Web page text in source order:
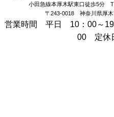
小田急線本厚木駅東口徒歩5分
〒243-0018 神奈川県厚
営業時間 平日 10：00～
00 定休